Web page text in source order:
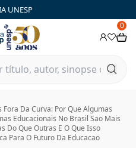
UNESP
0
Fora Da Curva: Por Que Algumas
Educacionais No Brasil Sao Mais
Do Que Outras E O Que Isso
Para O Futuro Da Educacao